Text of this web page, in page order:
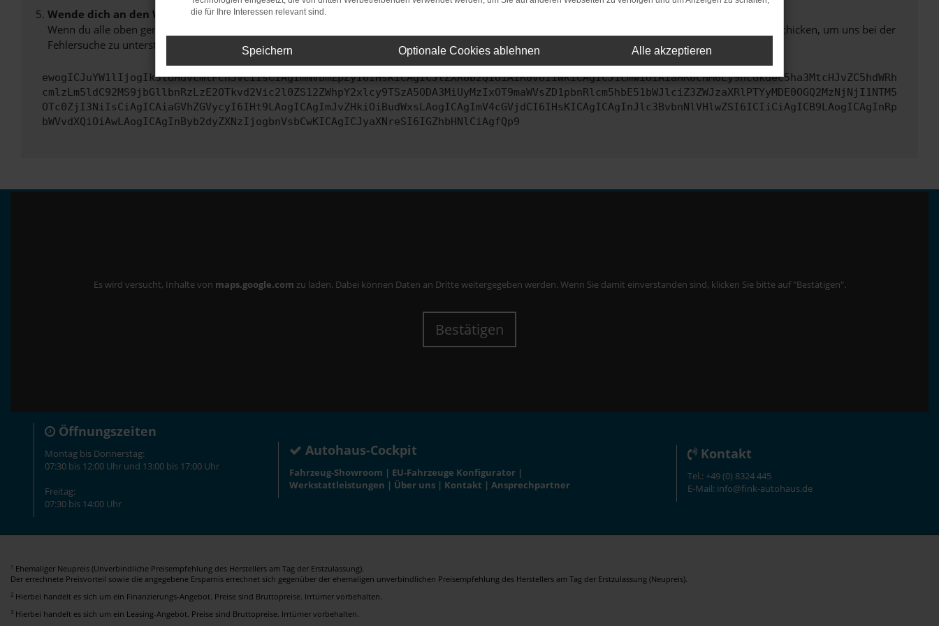
Wende dich an den Webseitenbetreiber.
Wenn du alle oben genannten Schritte versucht hast, kontaktiere uns bitte. Wir werden versuchen, das Problem zu beheben. Du kannst uns diesen Text schicken, um uns bei der
Fehlersuche zu unterstützen:
ewogICJuYW1lIjogIk5ldHdvcmtFcnJvciIsCiAgImNvbmZpZyI6IHsKICAgICJtZXRob2QiOiAiR0VUIiwKICAgICJ1cmwiOiAiaHR0cHM6Ly9hcGkueC5ha3MtcHJvZC5hdWRh
cmlzLm5ldC92MS9jbGllbnRzLzE2OTkvd2Vic2l0ZS12ZWhpY2xlcy9TSzA5ODA3MiUyMzIxOT9maWVsZD1pbnRlcm5hbE51bWJlciZ3ZWJzaXRlPTYyMDE0OGQ2MzNjNjI1NTM5
OTc0ZjI3NiIsCiAgICAiaGVhZGVycyI6IHt9LAogICAgImJvZHkiOiBudWxsLAogICAgImV4cGVjdCI6IHsKICAgICAgInJlc3BvbnNlVHlwZSI6ICIiCiAgICB9LAogICAgInRp
bWVvdXQiOiAwLAogICAgInByb2dyZXNzIjogbnVsbCwKICAgICJyaXNreSI6IGZhbHNlCiAgfQp9
Es wird versucht, Inhalte von maps.google.com zu laden. Dabei können Daten an Dritte weitergegeben werden. Wenn Sie damit einverstanden sind, klicken Sie bitte auf "Bestätigen".
Bestätigen
Öffnungszeiten
Montag bis Donnerstag:
07:30 bis 12:00 Uhr und 13:00 bis 17:00 Uhr
Freitag:
07:30 bis 14:00 Uhr
Autohaus-Cockpit
Fahrzeug-Showroom | EU-Fahrzeuge Konfigurator |
Werkstattleistungen | Über uns | Kontakt |Ansprechpartner
Kontakt
Tel.: +49 (0) 8324 445
E-Mail: info@fink-autohaus.de
1 Ehemaliger Neupreis (Unverbindliche Preisempfehlung des Herstellers am Tag der Erstzulassung).
Der errechnete Preisvorteil sowie die angegebene Ersparnis errechnet sich gegenüber der ehemaligen unverbindlichen Preisempfehlung des Herstellers am Tag der Erstzulassung (Neupreis).
2 Hierbei handelt es sich um ein Finanzierungs-Angebot. Preise sind Bruttopreise. Irrtümer vorbehalten.
3 Hierbei handelt es sich um ein Leasing-Angebot. Preise sind Bruttopreise. Irrtümer vorbehalten.
die für Ihre Interessen relevant sind.
Speichern Optionale Cookies ablehnen Alle akzeptieren